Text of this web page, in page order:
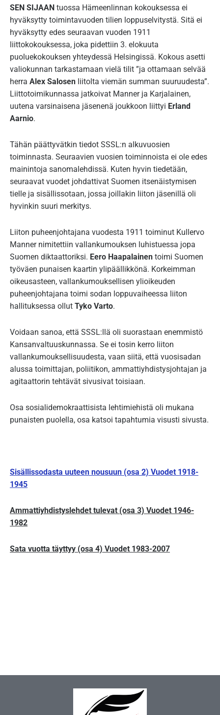
SEN SIJAAN tuossa Hämeenlinnan kokouksessa ei
hyväksytty toimintavuoden tilien loppuselvitystä. Sitä ei
hyväksytty edes seuraavan vuoden 1911
liittokokouksessa, joka pidettiin 3. elokuuta
puoluekokouksen yhteydessä Helsingissä. Kokous asetti
valiokunnan tarkastamaan vielä tilit ”ja ottamaan selvää
herra Alex Salosen liitolta viemän summan suuruudesta”.
Liittotoimikunnassa jatkoivat Manner ja Karjalainen,
uutena varsinaisena jäsenenä joukkoon liittyi Erland
Aarnio.
Tähän päättyvätkin tiedot SSSL:n alkuvuosien
toiminnasta. Seuraavien vuosien toiminnoista ei ole edes
mainintoja sanomalehdissä. Kuten hyvin tiedetään,
seuraavat vuodet johdattivat Suomen itsenäistymisen
tielle ja sisällissotaan, jossa joillakin liiton jäsenillä oli
hyvinkin suuri merkitys.
Liiton puheenjohtajana vuodesta 1911 toiminut Kullervo
Manner nimitettiin vallankumouksen luhistuessa jopa
Suomen diktaattoriksi. Eero Haapalainen toimi Suomen
työväen punaisen kaartin ylipäällikkönä. Korkeimman
oikeusasteen, vallankumouksellisen ylioikeuden
puheenjohtajana toimi sodan loppuvaiheessa liiton
hallituksessa ollut Tyko Varto.
Voidaan sanoa, että SSSL:llä oli suorastaan enemmistö
Kansanvaltuuskunnassa. Se ei tosin kerro liiton
vallankumouksellisuudesta, vaan siitä, että vuosisadan
alussa toimittajan, poliitikon, ammattiyhdistysjohtajan ja
agitaattorin tehtävät sivusivat toisiaan.
Osa sosialidemokraattisista lehtimiehistä oli mukana
punaisten puolella, osa katsoi tapahtumia visusti sivusta.
Sisällissodasta uuteen nousuun (osa 2) Vuodet 1918-
1945
Ammattiyhdistyslehdet tulevat (osa 3) Vuodet 1946-
1982
Sata vuotta täyttyy (osa 4) Vuodet 1983-2007